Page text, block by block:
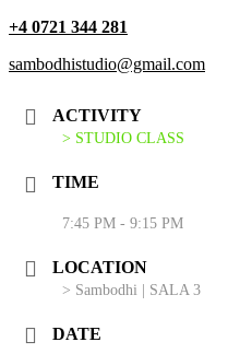
+4 0721 344 281
sambodhistudio@gmail.com
ACTIVITY
> STUDIO CLASS
TIME
7:45 PM - 9:15 PM
LOCATION
> Sambodhi | SALA 3
DATE